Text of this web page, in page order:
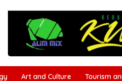
Art and Culture Tourism